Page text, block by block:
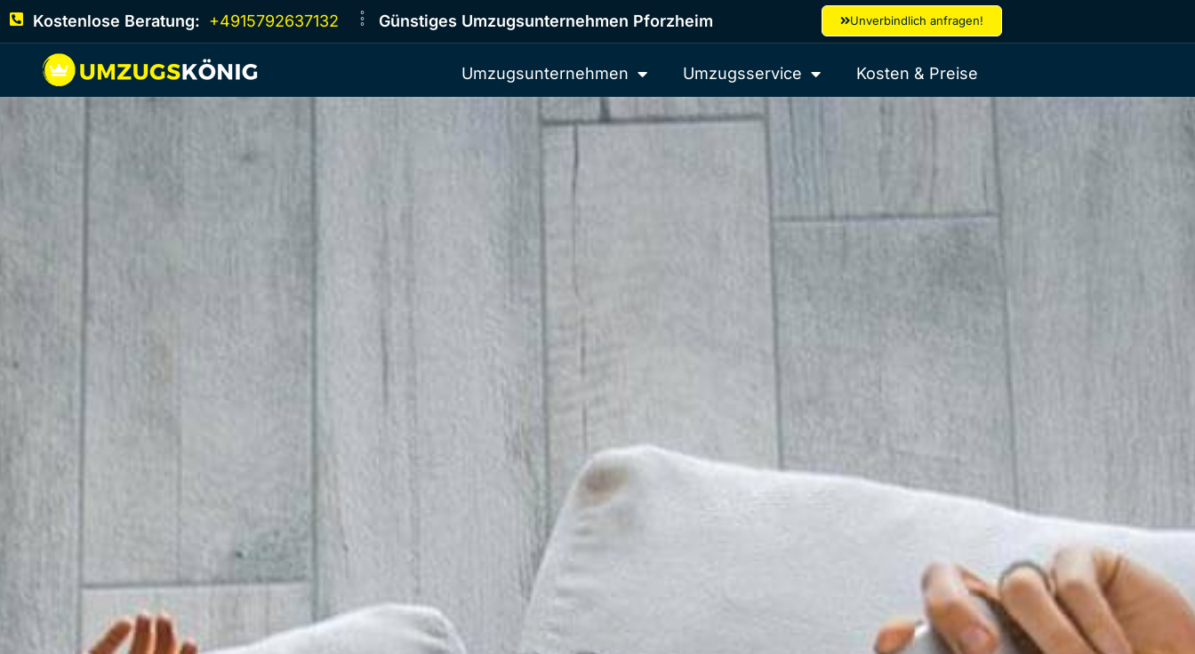
Kostenlose Beratung: +4915792637132 Günstiges Umzugsunternehmen Pforzheim Unverbindlich anfragen!
Umzugsunternehmen Umzugsservice Kosten & Preise